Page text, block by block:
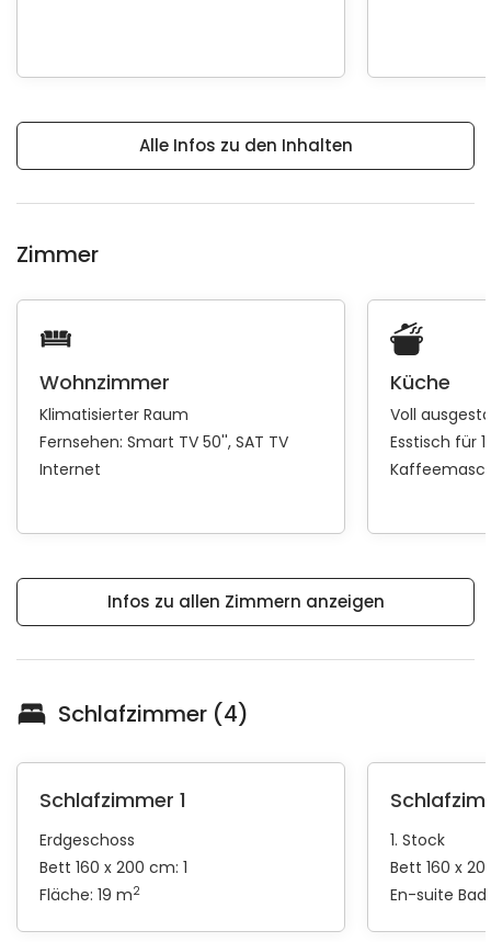
Alle Infos zu den Inhalten
Zimmer
Wohnzimmer
Klimatisierter Raum
Fernsehen: Smart TV 50'' SAT TV
Internet
Küche
Voll
Esstisch für
Infos zu allen Zimmern anzeigen
Schlafzimmer (4)
Schlafzimmer 1
Erdgeschoss
Bett 160 x 200 cm: 1
Fläche: 19 m2
1. Stock
Bett 160 x
En-suite